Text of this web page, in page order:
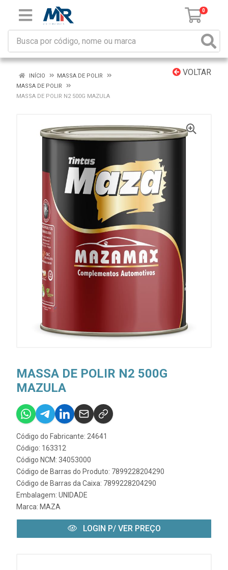
0
VOLTAR
INÍCIO
MASSA DE POLIR
MASSA DE POLIR
MASSA DE POLIR N2 500G MAZULA
MASSA DE POLIR N2 500G
MAZULA
Código do Fabricante: 24641
Código: 163312
Código NCM: 34053000
Código de Barras do Produto: 7899228204290
Código de Barras da Caixa: 7899228204290
Embalagem: UNIDADE
Marca: MAZA
LOGIN P/ VER PREÇO